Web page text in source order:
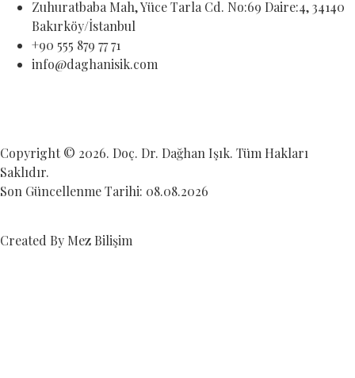
Zuhuratbaba Mah, Yüce Tarla Cd. No:69 Daire:4, 34140
Bakırköy/İstanbul
+90 555 879 77 71
info@daghanisik.com
Copyright © 2026. Doç. Dr. Dağhan Işık. Tüm Hakları
Saklıdır.
Son Güncellenme Tarihi: 08.08.2026
Created By Mez Bilişim